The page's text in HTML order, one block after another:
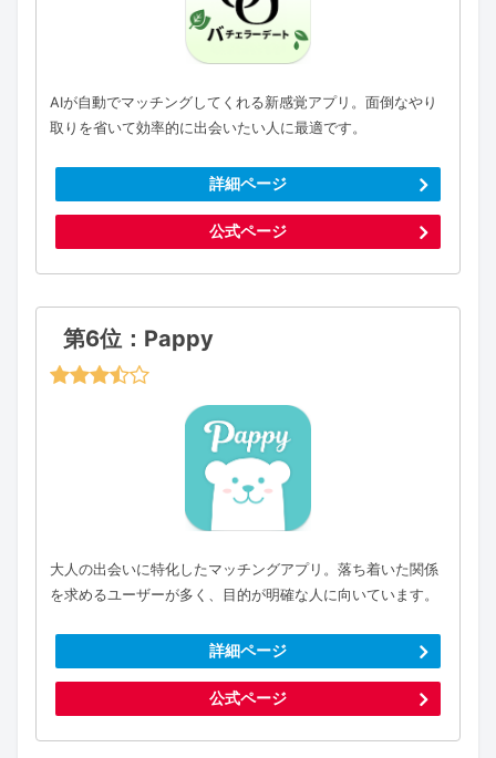
AIが自動でマッチングしてくれる新感覚アプリ。面倒なやり
取りを省いて効率的に出会いたい人に最適です。
詳細ページ
公式ページ
第6位：Pappy
大人の出会いに特化したマッチングアプリ。落ち着いた関係
を求めるユーザーが多く、目的が明確な人に向いています。
詳細ページ
公式ページ